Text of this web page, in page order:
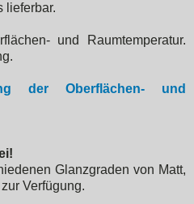
lieferbar.
und Raumtemperatur.
der Oberflächen- und
Glanzgraden von Matt,
Verfügung.